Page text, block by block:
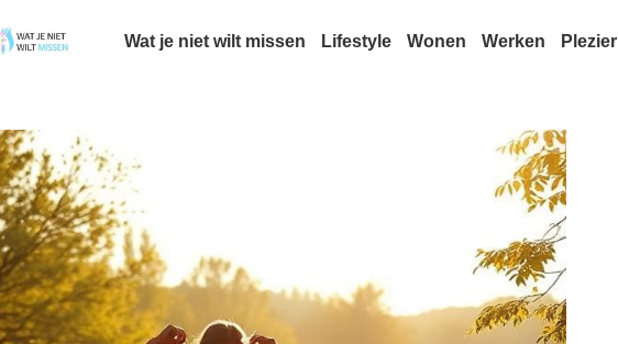
Wat je niet wilt missen Lifestyle Wonen Werken Plezier